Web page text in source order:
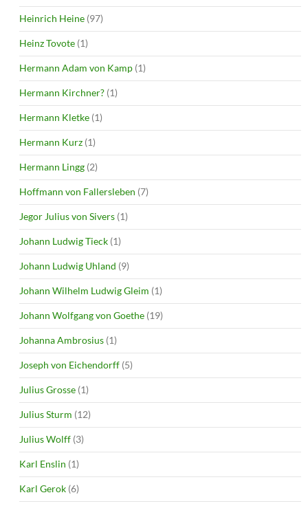
Heinrich Heine (97)
Heinz Tovote (1)
Hermann Adam von Kamp (1)
Hermann Kirchner? (1)
Hermann Kletke (1)
Hermann Kurz (1)
Hermann Lingg (2)
Hoffmann von Fallersleben (7)
Jegor Julius von Sivers (1)
Johann Ludwig Tieck (1)
Johann Ludwig Uhland (9)
Johann Wilhelm Ludwig Gleim (1)
Johann Wolfgang von Goethe (19)
Johanna Ambrosius (1)
Joseph von Eichendorff (5)
Julius Grosse (1)
Julius Sturm (12)
Julius Wolff (3)
Karl Enslin (1)
Karl Gerok (6)